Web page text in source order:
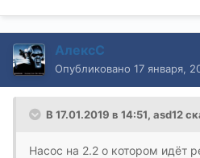
АлексС
Опубликовано 17 января,
В 17.01.2019 в 14:51, asd12
Насос на 2.2 о котором идёт